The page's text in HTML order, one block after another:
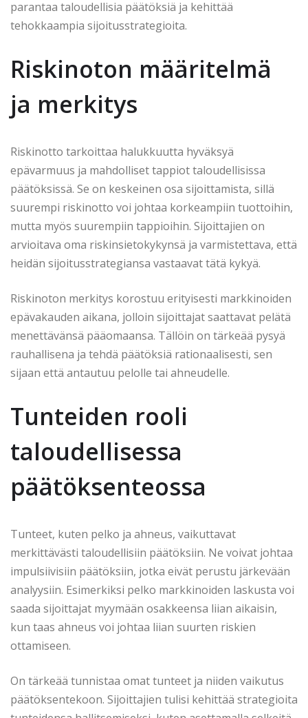
parantaa taloudellisia päätöksiä ja kehittää
tehokkaampia sijoitusstrategioita.
Riskinoton määritelmä
ja merkitys
Riskinotto tarkoittaa halukkuutta hyväksyä
epävarmuus ja mahdolliset tappiot taloudellisissa
päätöksissä. Se on keskeinen osa sijoittamista, sillä
suurempi riskinotto voi johtaa korkeampiin tuottoihin,
mutta myös suurempiin tappioihin. Sijoittajien on
arvioitava oma riskinsietokykynsä ja varmistettava, että
heidän sijoitusstrategiansa vastaavat tätä kykyä.
Riskinoton merkitys korostuu erityisesti markkinoiden
epävakauden aikana, jolloin sijoittajat saattavat pelätä
menettävänsä pääomaansa. Tällöin on tärkeää pysyä
rauhallisena ja tehdä päätöksiä rationaalisesti, sen
sijaan että antautuu pelolle tai ahneudelle.
Tunteiden rooli
taloudellisessa
päätöksenteossa
Tunteet, kuten pelko ja ahneus, vaikuttavat
merkittävästi taloudellisiin päätöksiin. Ne voivat johtaa
impulsiivisiin päätöksiin, jotka eivät perustu järkevään
analyysiin. Esimerkiksi pelko markkinoiden laskusta voi
saada sijoittajat myymään osakkeensa liian aikaisin,
kun taas ahneus voi johtaa liian suurten riskien
ottamiseen.
On tärkeää tunnistaa omat tunteet ja niiden vaikutus
päätöksentekoon. Sijoittajien tulisi kehittää strategioita